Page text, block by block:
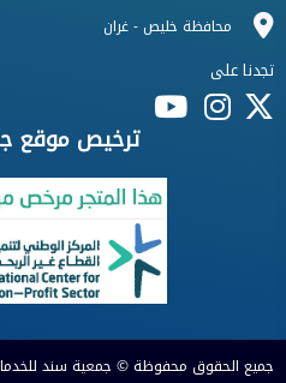
محافظة خليص - غران
تجدنا على
ترخيص موقع
جميع الحقوق محفوظة © جمعية سند للخدمات